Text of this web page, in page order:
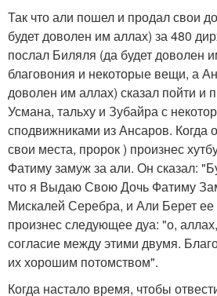
Так что али пошел и продал свои
будет доволен им аллах) за 480
послал Биляля (да будет доволен
благовония и некоторые вещи, а
доволен им аллах) сказал пойти и
Усмана, тальху и Зубайра с
сподвижниками из Ансаров. Когда
свои места, пророк ) произнес
Фатиму замуж за али. Он сказал:
что я Выдаю Свою Дочь Фатиму
Мискалей Серебра, и Али Берет
произнес следующее дуа: "о,
согласие между этими двумя.
их хорошим потомством".
Когда настало время, чтобы